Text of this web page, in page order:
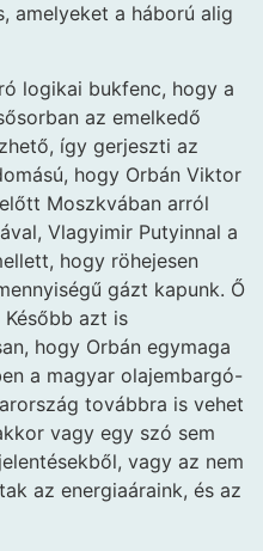
amelyeket a háború alig
logikai bukfenc, hogy a
az emelkedő
így gerjeszti az
hogy Orbán Viktor
Moszkvában arról
Vlagyimir Putyinnal a
hogy röhejesen
gázt kapunk. Ő
azt is
hogy Orbán egymaga
a magyar olajembargó-
továbbra is vehet
vagy egy szó sem
vagy az nem
az energiaáraink, és az